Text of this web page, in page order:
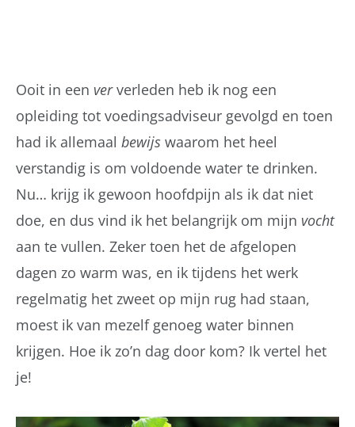
Ooit in een ververleden heb ik nog een
opleiding tot voedingsadviseur gevolgd en toen
had ik allemaal bewijs waarom het heel
verstandig is om voldoende water te drinken.
Nu… krijg ik gewoon hoofdpijn als ik dat niet
doe, en dus vind ik het belangrijk om mijn vocht
aan te vullen. Zeker toen het de afgelopen
dagen zo warm was, en ik tijdens het werk
regelmatig het zweet op mijn rug had staan,
moest ik van mezelf genoeg water binnen
krijgen. Hoe ik zo’n dag door kom? Ik vertel het
je!